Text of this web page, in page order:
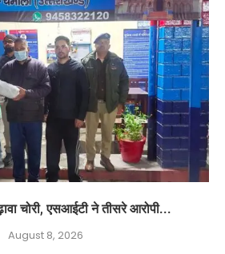
चोरी, एसआईटी ने तीसरे आरोपी...
August 8, 2026